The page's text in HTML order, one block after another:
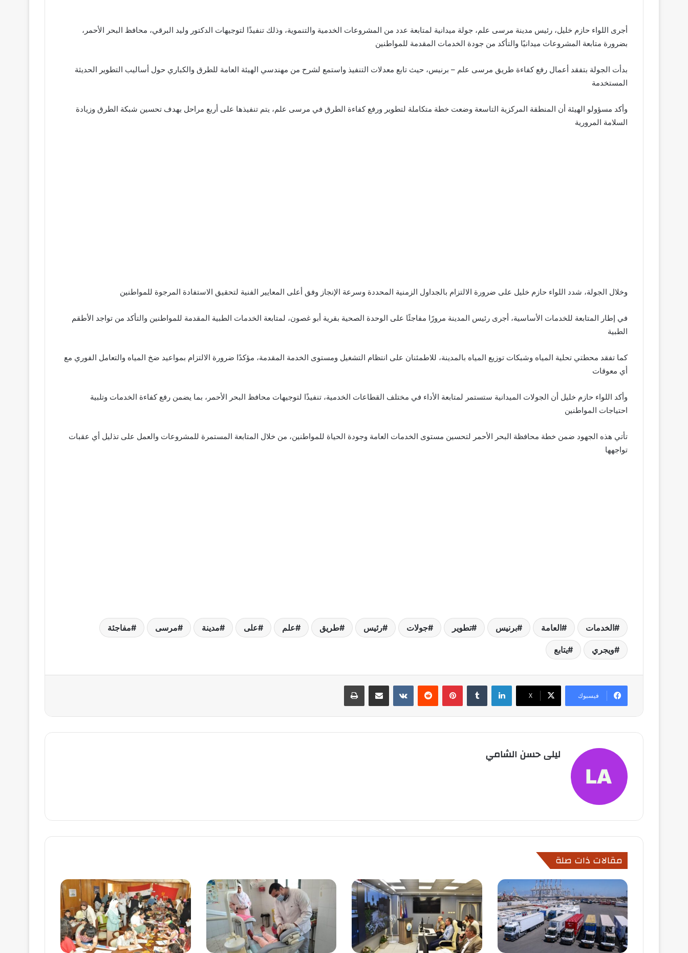
أجرى اللواء حازم خليل، رئيس مدينة مرسى علم، جولة ميدانية لمتابعة عدد من المشروعات الخدمية والتنموية، وذلك تنفيذًا لتوجيهات الدكتور وليد البرقي، محافظ البحر الأحمر،
بضرورة متابعة المشروعات ميدانيًا والتأكد من جودة الخدمات المقدمة للمواطنين
بدأت الجولة بتفقد أعمال رفع كفاءة طريق مرسى علم – برنيس، حيث تابع معدلات التنفيذ واستمع لشرح من مهندسي الهيئة العامة للطرق والكباري حول أساليب التطوير الحديثة
المستخدمة
وأكد مسؤولو الهيئة أن المنطقة المركزية التاسعة وضعت خطة متكاملة لتطوير ورفع كفاءة الطرق في مرسى علم، يتم تنفيذها على أربع مراحل بهدف تحسين شبكة الطرق وزيادة
السلامة المرورية
وخلال الجولة، شدد اللواء حازم خليل على ضرورة الالتزام بالجداول الزمنية المحددة وسرعة الإنجاز وفق أعلى المعايير الفنية لتحقيق الاستفادة المرجوة للمواطنين
في إطار المتابعة للخدمات الأساسية، أجرى رئيس المدينة مرورًا مفاجئًا على الوحدة الصحية بقرية أبو غصون، لمتابعة الخدمات الطبية المقدمة للمواطنين والتأكد من تواجد الأطقم
الطبية
كما تفقد محطتي تحلية المياه وشبكات توزيع المياه بالمدينة، للاطمئنان على انتظام التشغيل ومستوى الخدمة المقدمة، مؤكدًا ضرورة الالتزام بمواعيد ضخ المياه والتعامل الفوري مع
أي معوقات
وأكد اللواء حازم خليل أن الجولات الميدانية ستستمر لمتابعة الأداء في مختلف القطاعات الخدمية، تنفيذًا لتوجيهات محافظ البحر الأحمر، بما يضمن رفع كفاءة الخدمات وتلبية
احتياجات المواطنين
تأتي هذه الجهود ضمن خطة محافظة البحر الأحمر لتحسين مستوى الخدمات العامة وجودة الحياة للمواطنين، من خلال المتابعة المستمرة للمشروعات والعمل على تذليل أي عقبات
تواجهها
الخدمات العامة برنيس تطوير جولات رئيس طريق علم على مدينة مرسى مفاجئة
ويجري يتابع
فيسبوك X
لينكدإن بينتيريست مشاركة عبر البريد طباعة
ليلى حسن الشامي
مقالات ذات صلة